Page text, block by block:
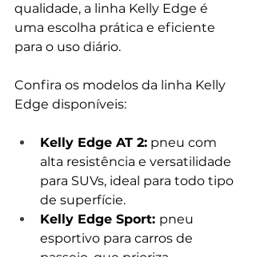
qualidade, a linha Kelly Edge é
uma escolha prática e eficiente
para o uso diário.
Confira os modelos da linha Kelly
Edge disponíveis:
Kelly Edge AT 2: pneu com
alta resistência e versatilidade
para SUVs, ideal para todo tipo
de superfície.
Kelly Edge Sport: pneu
esportivo para carros de